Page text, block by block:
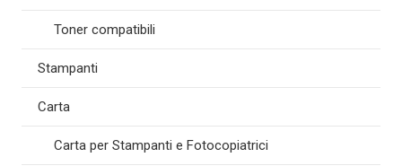
Toner compatibili
Stampanti
Carta
Carta per Stampanti e Fotocopiatrici